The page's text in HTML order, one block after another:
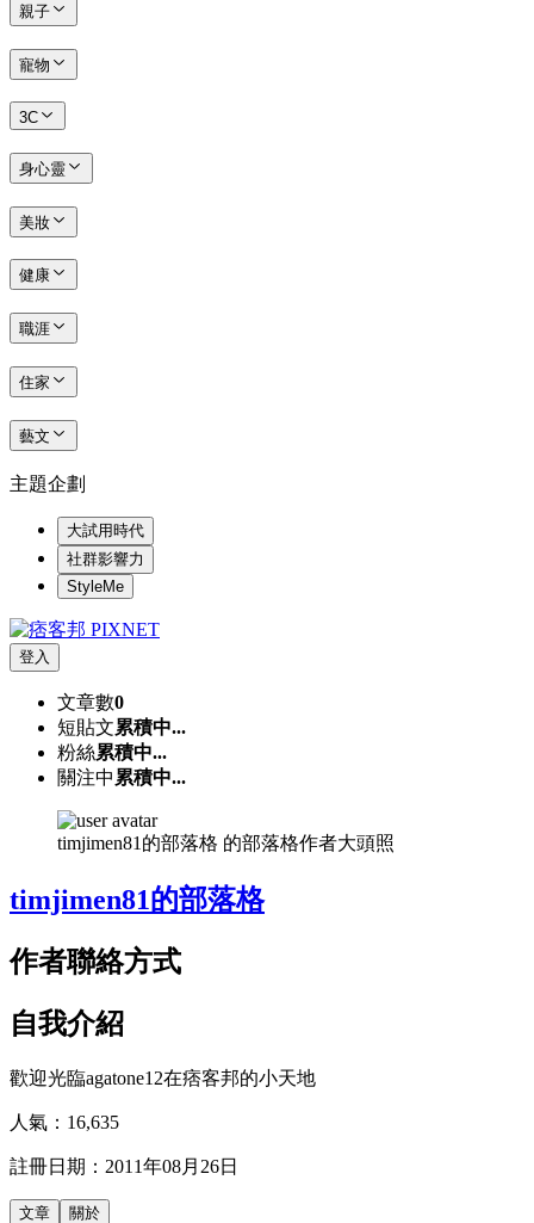
親子
寵物
3C
身心靈
美妝
健康
職涯
住家
藝文
主題企劃
大試用時代
社群影響力
StyleMe
登入
文章數0
短貼文累積中...
粉絲累積中...
關注中 累積中...
timjimen81的部落格 的部落格作者大頭照
timjimen81的部落格
作者聯絡方式
自我介紹
歡迎光臨agatone12在痞客邦的小天地
人氣： 16,635
註冊日期： 2011年08月26日
文章 關於